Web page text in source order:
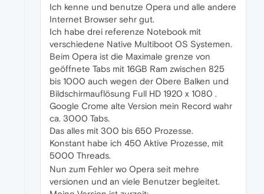
Ich kenne und benutze Opera und alle andere
Internet Browser sehr gut.
Ich habe drei referenze Notebook mit
verschiedene Native Multiboot OS Systemen.
Beim Opera ist die Maximale grenze von
geöffnete Tabs mit 16GB Ram zwischen 825
bis 1000 auch wegen der Obere Balken und
Bildschirmauflösung Full HD 1920 x 1080 .
Google Crome alte Version mein Record wahr
ca. 3000 Tabs.
Das alles mit 300 bis 650 Prozesse.
Konstant habe ich 450 Aktive Prozesse, mit
5000 Threads.
Nun zum Fehler wo Opera seit mehre
versionen und an viele Benutzer begleitet.